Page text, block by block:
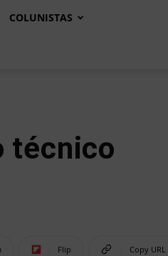
COLUNISTAS
técnico
Flip Copy URL